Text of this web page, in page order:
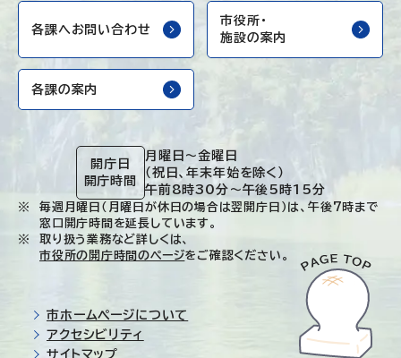
各課へお問い合わせ
市役所・
施設の案内
各課の案内
開庁日
開庁時間
月曜日～金曜日
（祝日、年末年始を除く）
午前8時30分～午後5時15分
毎週月曜日（月曜日が休日の場合は翌開庁日）は、午後7時まで
窓口開庁時間を延長しています。
取り扱う業務など詳しくは、
市役所の開庁時間のページをご確認ください。
市ホームページについて
アクセシビリティ
サイトマップ